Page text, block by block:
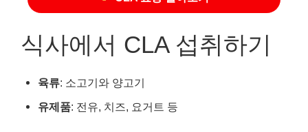
식사에서 CLA 섭취하기
육류: 소고기와 양고기
유제품: 전유, 치즈, 요거트 등